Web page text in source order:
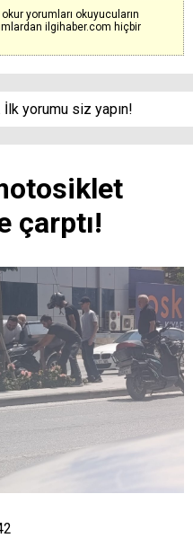
yorumları okuyucuların
ilgihaber.com hiçbir
İlk yorumu siz yapın!
çarptı!